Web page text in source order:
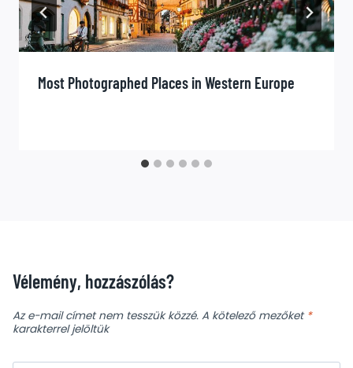
Most Photographed Places in Western Europe
Vélemény, hozzászólás?
Az e-mail címet nem tesszük közzé. A kötelező mezőket *
karakterrel jelöltük